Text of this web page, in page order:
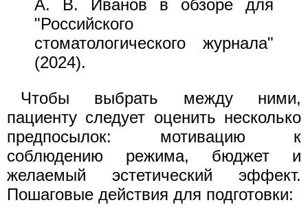
А. В. Иванов в обзоре для
"Российского
стоматологического журнала"
(2024).
Чтобы выбрать между ними,
пациенту следует оценить несколько
предпосылок: мотивацию к
соблюдению режима, бюджет и
желаемый эстетический эффект.
Пошаговые действия для подготовки: